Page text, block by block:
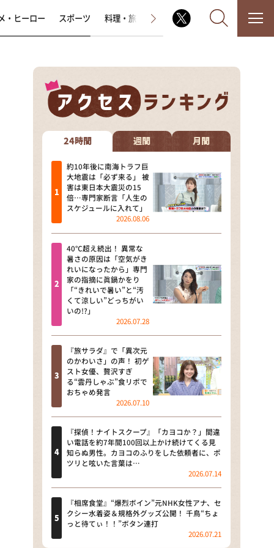
なるみ・岡村の過ぎるTV
相席食堂
これ余談なんですけど・・・
～人生密着トークバラエティ！
～ やすとものいたって真剣です
探偵！ナイトスクープ
news おかえり
河合＆A.B.C-Z塚田×福井アナ
「なんでやねん！？」（news お
かえり）
DAIGOも台所 ～きょうの献立 何
にする？～
本日はダイアンなり！シーズン２
朝だ！生です旅サラダ
教えて！ニュースライブ 正義の
ミカタ
ＬＩＦＥ～夢のカタチ～
新婚さんいらっしゃい！
ポツンと一軒家
ザキ山小屋本館
・ヒーロー スポーツ 料理・旅 ラジオ番組 その他
24時間 週間 月間
約10年後に南海トラフ巨
大地震は「必ず来る」 被
害は東日本大震災の15
倍…専門家断言「人生の
スケジュールに入れて」
2026.08.06
40℃超え続出！ 異常な
暑さの原因は「空気がき
れいになったから」専門
家の指摘に眞鍋かをり
「“きれいで暑い”と“汚
くて涼しい”どっちがい
いの!?」
2026.07.28
『旅サラダ』で「異次元
のかわいさ」の声！ 初ゲ
スト女優、贅沢すぎ
る“雲丹しゃぶ”食リポで
おちゃめ発言
2026.07.10
『探偵！ナイトスクープ』「カヨコか？」間違
い電話を約7年間100回以上かけ続けてくる見
知らぬ男性。カヨコのふりをした依頼者に、ポ
ツリと呟いた言葉は…
2026.07.14
『相席食堂』“爆烈ボイン”元NHK女性アナ、セ
クシー水着姿＆規格外グッズ公開！ 千鳥“ちょ
っと待てぃ！！”ボタン連打
2026.07.21